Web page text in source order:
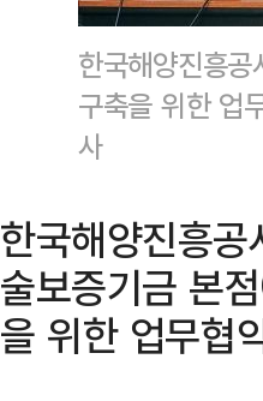
한국해양진흥
구축을 위한 업
사
한국해양진흥
술보증기금 본
을 위한 업무협